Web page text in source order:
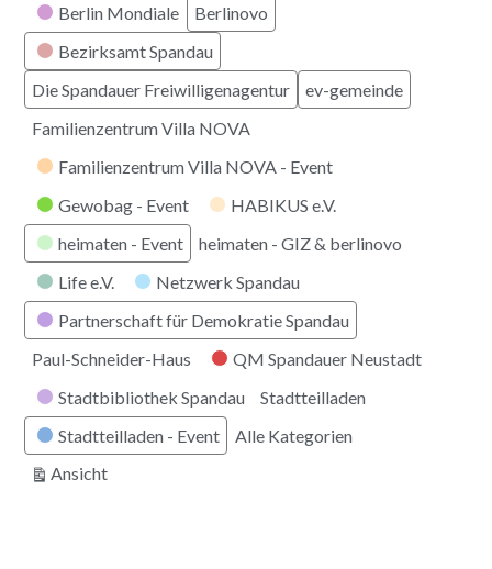
Berlin Mondiale
Berlinovo
Bezirksamt Spandau
Die Spandauer Freiwilligenagentur
ev-gemeinde
Familienzentrum Villa NOVA
Familienzentrum Villa NOVA - Event
Gewobag - Event
HABIKUS e.V.
heimaten - Event
heimaten - GIZ & berlinovo
Life e.V.
Netzwerk Spandau
Partnerschaft für Demokratie Spandau
Paul-Schneider-Haus
QM Spandauer Neustadt
Stadtbibliothek Spandau
Stadtteilladen
Stadtteilladen - Event
Alle Kategorien
Ansichtausdrucken